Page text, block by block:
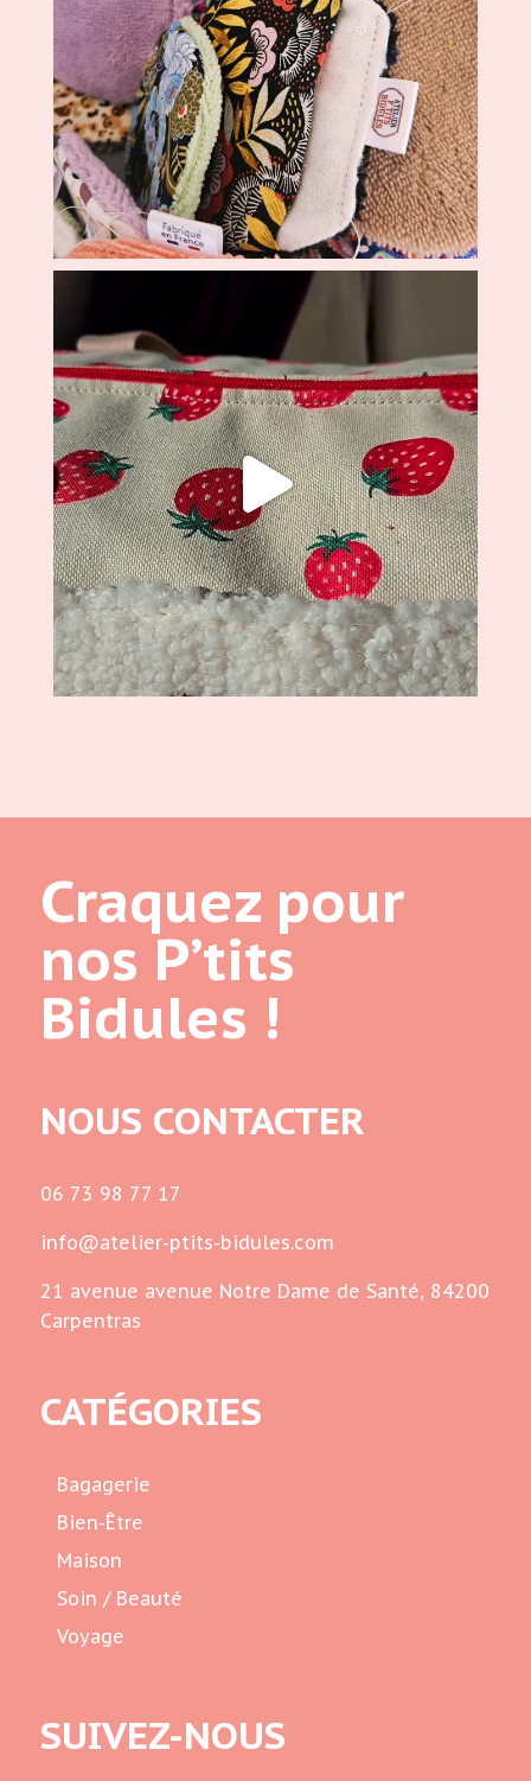
Craquez pour
nos P’tits
Bidules !
NOUS CONTACTER
06 73 98 77 17
info@atelier-ptits-bidules.com
21 avenue avenue Notre Dame de Santé, 84200
Carpentras
CATÉGORIES
Bagagerie
Bien-Être
Maison
Soin / Beauté
Voyage
SUIVEZ-NOUS